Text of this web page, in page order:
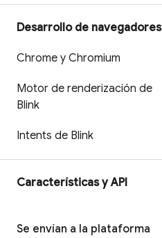
Desarrollo de navegadores
Chrome y Chromium
Motor de renderización de
Blink
Intents de Blink
Características y API
Se envían a la plataforma